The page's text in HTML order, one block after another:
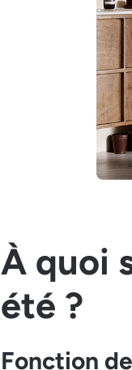
À quoi
été ?
Fonction